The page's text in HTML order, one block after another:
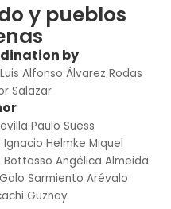
y pueblos
by
Luis Alfonso Álvarez Rodas
Salazar
Paulo Suess
Ignacio Helmke Miquel
Bottasso Angélica Almeida
Galo Sarmiento Arévalo
Guzñay